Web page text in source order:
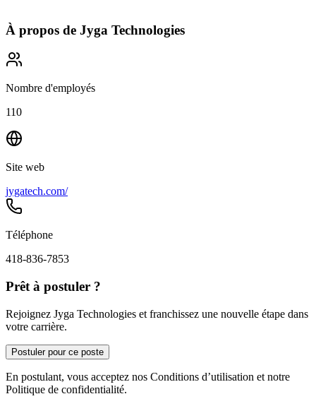
À propos de Jyga Technologies
Nombre d'employés
110
Site web
jygatech.com/
Téléphone
418-836-7853
Prêt à postuler ?
Rejoignez Jyga Technologies et franchissez une nouvelle étape dans
votre carrière.
Postuler pour ce poste
En postulant, vous acceptez nos Conditions d’utilisation et notre
Politique de confidentialité.